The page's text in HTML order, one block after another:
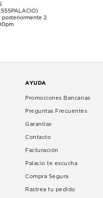
posteriormente 2
AYUDA
Promociones Bancarias
Preguntas Frecuentes
Garantías
Contacto
Facturación
Palacio te escucha
Compra Segura
Rastrea tu pedido